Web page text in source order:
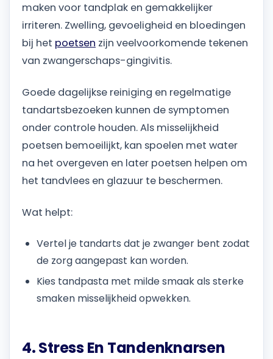
maken voor tandplak en gemakkelijker
irriteren. Zwelling, gevoeligheid en bloedingen
bij het poetsen zijn veelvoorkomende tekenen
van zwangerschaps-gingivitis.
Goede dagelijkse reiniging en regelmatige
tandartsbezoeken kunnen de symptomen
onder controle houden. Als misselijkheid
poetsen bemoeilijkt, kan spoelen met water
na het overgeven en later poetsen helpen om
het tandvlees en glazuur te beschermen.
Wat helpt:
Vertel je tandarts dat je zwanger bent zodat
de zorg aangepast kan worden.
Kies tandpasta met milde smaak als sterke
smaken misselijkheid opwekken.
4. Stress En Tandenknarsen